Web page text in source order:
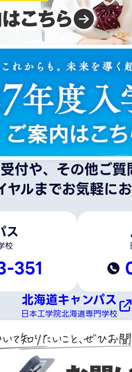
付や、その他ご質
ルまでお気軽に
ス
校
351
北海道キャンパス
日本工学院北海道専門学校